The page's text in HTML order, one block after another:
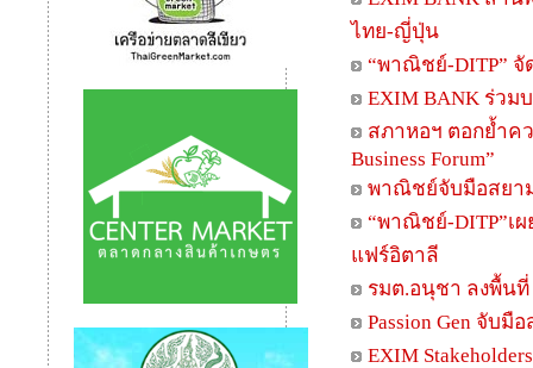
ไทย-ญี่ปุ่น
“พาณิชย์-DITP” จั
EXIM BANK ร่วม
สภาหอฯ ตอกย้ำค
Business Forum”
พาณิชย์จับมือสยาม
“พาณิชย์-DITP”เ
แฟร์อิตาลี
รมต.อนุชา ลงพื้น
Passion Gen จับมื
EXIM